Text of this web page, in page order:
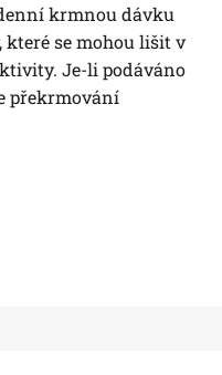
krmnou dávku
se mohou lišit v
Je-li podáváno
překrmování